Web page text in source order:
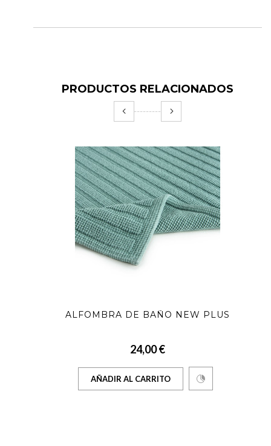
PRODUCTOS RELACIONADOS
ALFOMBRA DE BAÑO NEW PLUS
24,00 €
AÑADIR AL CARRITO